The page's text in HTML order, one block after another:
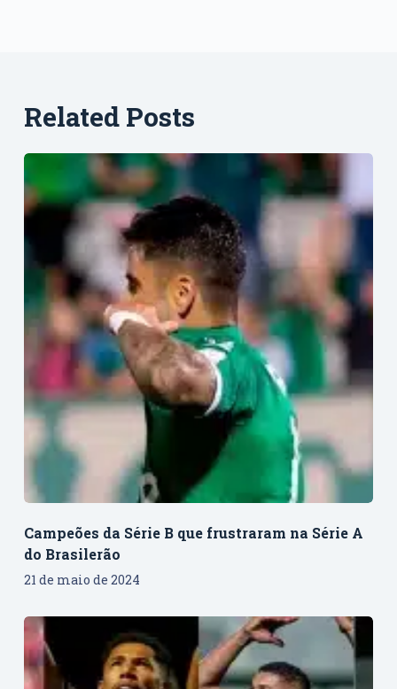
Related Posts
Campeões da Série B que frustraram na Série A
do Brasilerão
21 de maio de 2024